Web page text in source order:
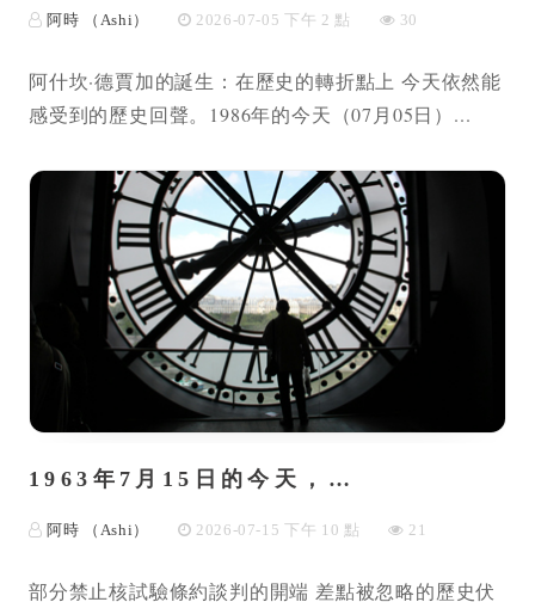
阿時 （Ashi） 2026-07-05 下午 2 點 30
阿什坎·德賈加的誕生：在歷史的轉折點上 今天依然能
感受到的歷史回聲。1986年的今天（07月05日）...
1963年7月15日的今天，…
阿時 （Ashi） 2026-07-15 下午 10 點 21
部分禁止核試驗條約談判的開端 差點被忽略的歷史伏